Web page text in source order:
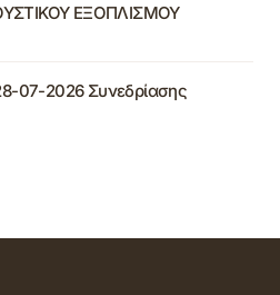
ΕΞΟΠΛΙΣΜΟΥ
07-2026 Συνεδρίασης